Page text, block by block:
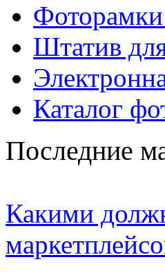
Фоторамки
Штатив
Каталог
Последние
Какими